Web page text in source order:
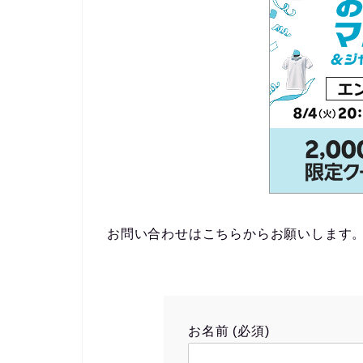
お問い合わせはこちらからお願いします
お名前 (必須)